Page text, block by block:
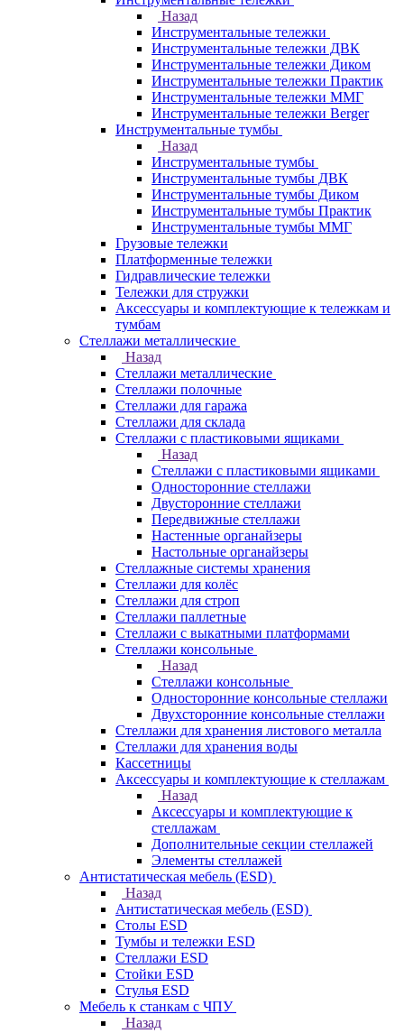
Назад
Инструментальные тележки
Инструментальные тележки ДВК
Инструментальные тележки Диком
Инструментальные тележки Практик
Инструментальные тележки ММГ
Инструментальные тележки Berger
Инструментальные тумбы
Назад
Инструментальные тумбы
Инструментальные тумбы ДВК
Инструментальные тумбы Диком
Инструментальные тумбы Практик
Инструментальные тумбы ММГ
Грузовые тележки
Платформенные тележки
Гидравлические тележки
Тележки для стружки
Аксесcуары и комплектующие к тележкам и
тумбам
Стеллажи металлические
Назад
Стеллажи металлические
Стеллажи полочные
Стеллажи для гаража
Стеллажи для склада
Стеллажи с пластиковыми ящиками
Назад
Стеллажи с пластиковыми ящиками
Односторонние стеллажи
Двусторонние стеллажи
Передвижные стеллажи
Настенные органайзеры
Настольные органайзеры
Стеллажные системы хранения
Стеллажи для колёс
Стеллажи для строп
Стеллажи паллетные
Стеллажи с выкатными платформами
Стеллажи консольные
Назад
Стеллажи консольные
Односторонние консольные стеллажи
Двухсторонние консольные стеллажи
Стеллажи для хранения листового металла
Стеллажи для хранения воды
Кассетницы
Аксесcуары и комплектующие к стеллажам
Назад
Аксесcуары и комплектующие к
стеллажам
Дополнительные секции стеллажей
Элементы стеллажей
Антистатическая мебель (ESD)
Назад
Антистатическая мебель (ESD)
Столы ESD
Тумбы и тележки ESD
Стеллажи ESD
Стойки ESD
Стулья ESD
Мебель к станкам с ЧПУ
Назад